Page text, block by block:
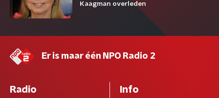
Kaagman overleden
Er is maar één NPO Radio 2
Radio Info